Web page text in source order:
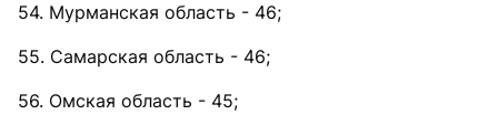
54. Мурманская область - 46;
55. Самарская область - 46;
56. Омская область - 45;